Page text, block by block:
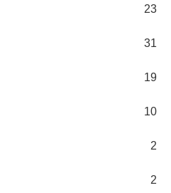
23
31
19
10
2
2